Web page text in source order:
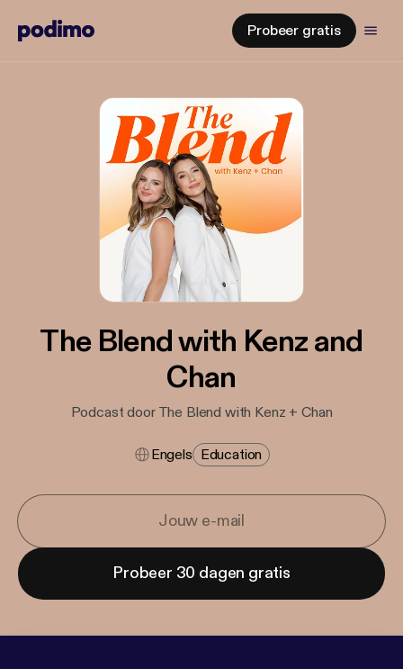
Probeer gratis
The Blend with Kenz and
Chan
Podcast door The Blend with Kenz + Chan
Engels Education
Probeer 30 dagen gratis